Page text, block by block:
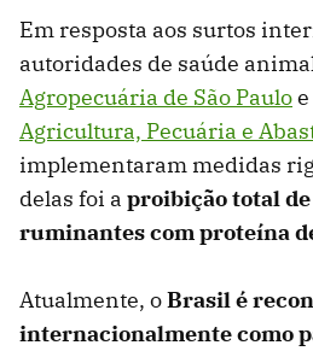
Em resposta aos surtos
autoridades de saúde
Agropecuária de São Paulo
Agricultura, Pecuária e
implementaram medidas
delas foi a proibição total
ruminantes com proteína
Atualmente, oBrasil é
internacionalmente como